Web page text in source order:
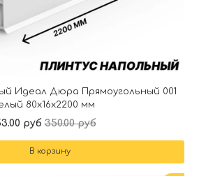
Идеал Дюра Прямоугольный 001
80x16x2200 мм
руб 350.00 руб
В корзину